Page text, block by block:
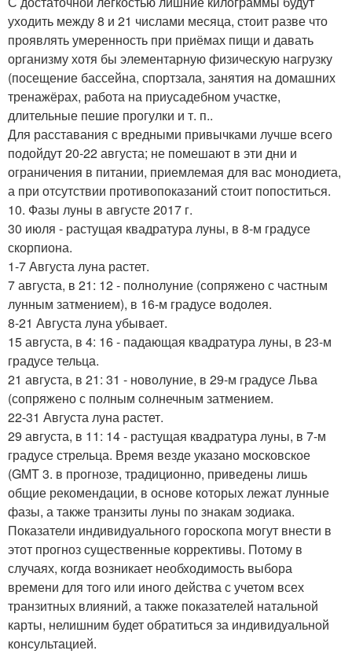
уходить между 8 и 21 числами месяца, стоит разве что
проявлять умеренность при приёмах пищи и давать
организму хотя бы элементарную физическую нагрузку
(посещение бассейна, спортзала, занятия на домашних
тренажёрах, работа на приусадебном участке,
длительные пешие прогулки и т. п..
Для расставания с вредными привычками лучше всего
подойдут 20-22 августа; не помешают в эти дни и
ограничения в питании, приемлемая для вас монодиета,
а при отсутствии противопоказаний стоит попоститься.
10. Фазы луны в августе 2017 г.
30 июля - растущая квадратура луны, в 8-м градусе
скорпиона.
1-7 Августа луна растет.
7 августа, в 21: 12 - полнолуние (сопряжено с частным
лунным затмением), в 16-м градусе водолея.
8-21 Августа луна убывает.
15 августа, в 4: 16 - падающая квадратура луны, в 23-м
градусе тельца.
21 августа, в 21: 31 - новолуние, в 29-м градусе Льва
(сопряжено с полным солнечным затмением.
22-31 Августа луна растет.
29 августа, в 11: 14 - растущая квадратура луны, в 7-м
градусе стрельца. Время везде указано московское
(GMT 3. в прогнозе, традиционно, приведены лишь
общие рекомендации, в основе которых лежат лунные
фазы, а также транзиты луны по знакам зодиака.
Показатели индивидуального гороскопа могут внести в
этот прогноз существенные коррективы. Потому в
случаях, когда возникает необходимость выбора
времени для того или иного действа с учетом всех
транзитных влияний, а также показателей натальной
карты, нелишним будет обратиться за индивидуальной
консультацией.